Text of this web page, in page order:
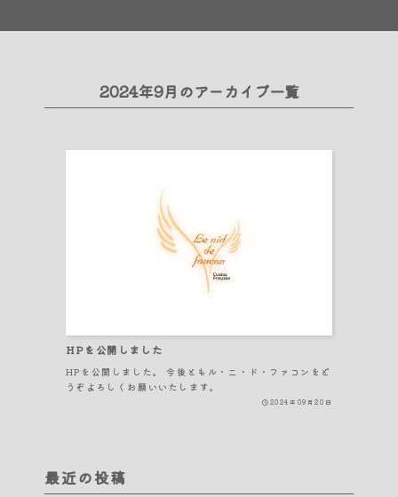
2024年9月のアーカイブ一覧
HPを公開しました
2024年09月20日
HPを公開しました。 今後ともル・ニ・ド・ファコンをど
うぞよろしくお願いいたします。
最近の投稿